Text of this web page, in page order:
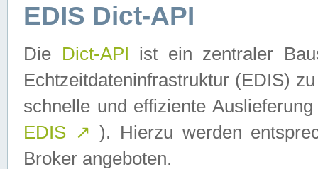
EDIS Dict-API
Die Dict-API ist ein zentraler
Echtzeitdateninfrastruktur (EDIS)
schnelle und effiziente
EDIS ↗ ). Hierzu werden
Broker angeboten.